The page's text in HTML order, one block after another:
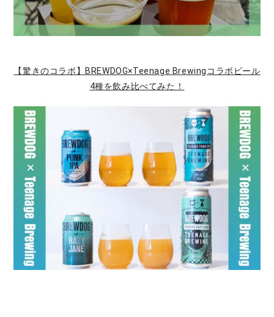
【驚きのコラボ】BREWDOG×Teenage Brewingコラボビール
4種を飲み比べてみた！